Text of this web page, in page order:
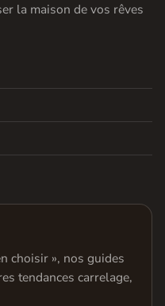
la maison de vos rêves
choisir », nos guides
tendances carrelage,